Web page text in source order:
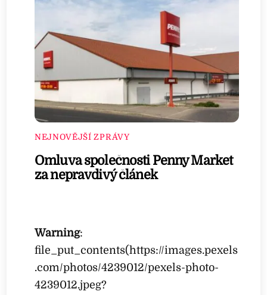
NEJNOVĚJŠÍ ZPRÁVY
Omluva společnosti Penny Market
za nepravdivý článek
Warning:
file_put_contents(https://images.pexels
.com/photos/4239012/pexels-photo-
4239012.jpeg?